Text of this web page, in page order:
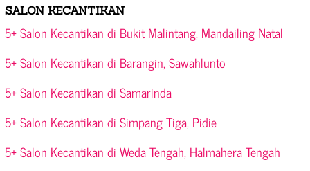
SALON KECANTIKAN
5+ Salon Kecantikan di Bukit Malintang, Mandailing Natal
5+ Salon Kecantikan di Barangin, Sawahlunto
5+ Salon Kecantikan di Samarinda
5+ Salon Kecantikan di Simpang Tiga, Pidie
5+ Salon Kecantikan di Weda Tengah, Halmahera Tengah